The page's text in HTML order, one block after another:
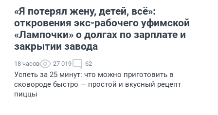
«Я потерял жену, детей, всё»:
откровения экс-рабочего уфимской
«Лампочки» о долгах по зарплате и
закрытии завода
18 часов 27 019 62
Успеть за 25 минут: что можно приготовить в
сковороде быстро — простой и вкусный рецепт
пиццы